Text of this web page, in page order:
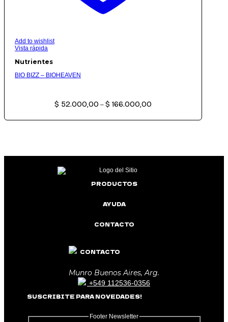
Add to wishlist
Vista rápida
Nutrientes
BIO BIZZ – BIOHEAVEN
$ 52.000,00 – $ 166.000,00de
PRODUCTOS
AYUDA
CONTACTO
CONTACTO
Munro Buenos Aires, Arg.
+549 112536-0356
SUSCRIBITE PARA NOVEDADES!
Footer Newsletter